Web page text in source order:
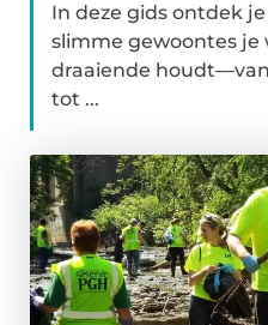
In deze gids ontdek
slimme gewoontes je
draaiende
tot ...